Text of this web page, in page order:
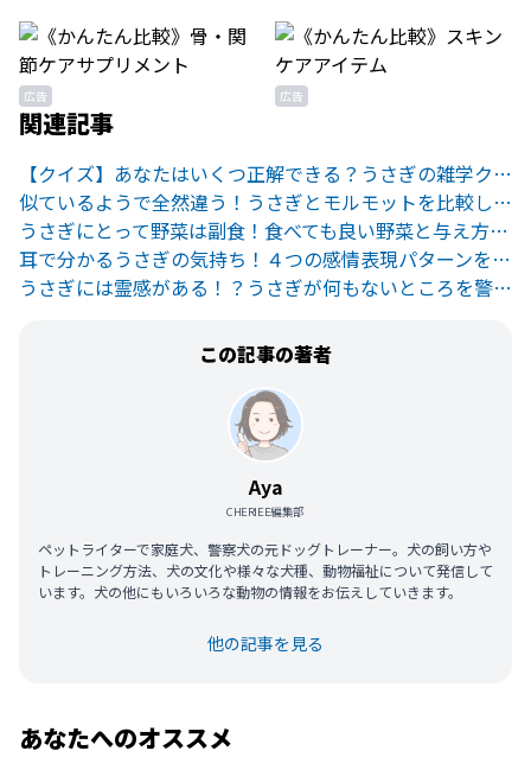
広告 広告
関連記事
【クイズ】あなたはいくつ正解できる？うさぎの雑学クイズ
似ているようで全然違う！うさぎとモルモットを比較してみた
うさぎにとって野菜は副食！食べても良い野菜と与え方について解説
耳で分かるうさぎの気持ち！４つの感情表現パターンを知ろう
うさぎには霊感がある！？うさぎが何もないところを警戒する理由とは
この記事の著者
Aya
CHERIEE編集部
ペットライターで家庭犬、警察犬の元ドッグトレーナー。犬の飼い方や
トレーニング方法、犬の文化や様々な犬種、動物福祉について発信して
います。犬の他にもいろいろな動物の情報をお伝えしていきます。
他の記事を見る
あなたへのオススメ